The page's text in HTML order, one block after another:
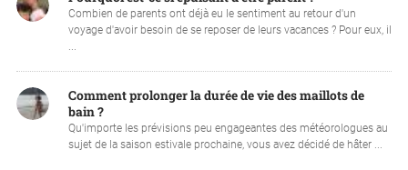
Combien de parents ont déjà eu le sentiment au retour d'un
voyage d'avoir besoin de se reposer de leurs vacances ? Pour eux, il
...
Comment prolonger la durée de vie des maillots de
bain ?
Qu'importe les prévisions peu engageantes des météorologues au
sujet de la saison estivale prochaine, vous avez décidé de hâter ...